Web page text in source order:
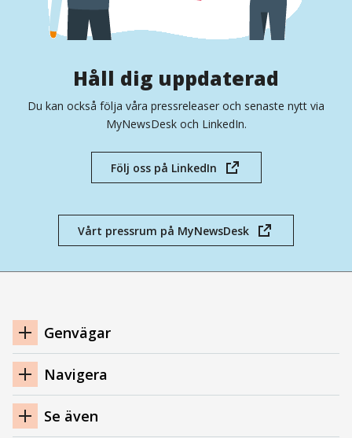
Håll dig uppdaterad
Du kan också följa våra pressreleaser och senaste nytt via
MyNewsDesk och LinkedIn.
Följ oss på LinkedIn
(öppnas
nytt
fönster)
Vårt pressrum på MyNewsDesk
(öppnas
nytt
Navigation
sidfot
Genvägar
Navigera
Se även